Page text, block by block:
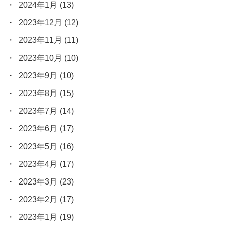
2024年1月 (13)
2023年12月 (12)
2023年11月 (11)
2023年10月 (10)
2023年9月 (10)
2023年8月 (15)
2023年7月 (14)
2023年6月 (17)
2023年5月 (16)
2023年4月 (17)
2023年3月 (23)
2023年2月 (17)
2023年1月 (19)